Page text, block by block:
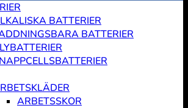
BATTERIER
BATTERIER
ARBETSSKOR